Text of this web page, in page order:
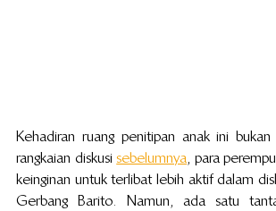
Kehadiran ruang penitipan anak ini
rangkaian diskusi sebelumnya , para
keinginan untuk terlibat lebih aktif dalam
Gerbang Barito. Namun, ada satu